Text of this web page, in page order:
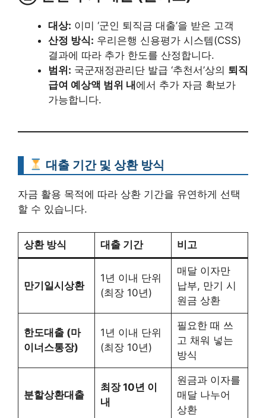
대상: 이미 ‘군인 퇴직금 대출’을 받은 고객
산정 방식: 우리은행 신용평가 시스템(CSS)
결과에 따라 추가 한도를 산정합니다.
범위: 국군재정관리단 발급 ‘추천서’상의 퇴직
급여 예상액 범위 내 에서 추가 자금 확보가
가능합니다.
대출 기간 및 상환 방식
자금 활용 목적에 따라 상환 기간을 유연하게 선택
할 수 있습니다.
상환 방식 대출 기간 비고
만기일시상환
1년 이내 단위
(최장 10년)
매달 이자만
납부, 만기 시
원금 상환
한도대출 (마
이너스통장)
1년 이내 단위
(최장 10년)
필요한 때 쓰
고 채워 넣는
방식
분할상환대출
최장 10년 이
내
원금과 이자를
매달 나누어
상환